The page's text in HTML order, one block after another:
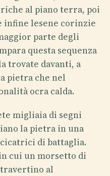
al piano terra, poi
lesene corinzie
parte degli
questa sequenza
trovate davanti, a
pietra che nel
ocra calda.
migliaia di segni
la pietra in una
di battaglia.
cui un morsetto di
al